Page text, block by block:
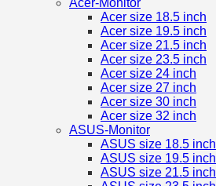
Acer-Monitor
Acer size 18.5 inch
Acer size 19.5 inch
Acer size 21.5 inch
Acer size 23.5 inch
Acer size 24 inch
Acer size 27 inch
Acer size 30 inch
Acer size 32 inch
ASUS-Monitor
ASUS size 18.5 inch
ASUS size 19.5 inch
ASUS size 21.5 inch